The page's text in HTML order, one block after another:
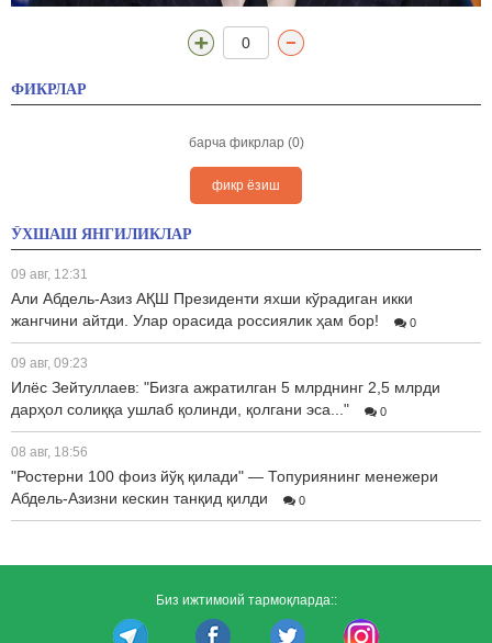
0
ФИКРЛАР
барча фикрлар (0)
фикр ёзиш
ЎХШАШ ЯНГИЛИКЛАР
09 авг, 12:31
Али Абдель-Азиз АҚШ Президенти яхши кўрадиган икки
жангчини айтди. Улар орасида россиялик ҳам бор!
0
09 авг, 09:23
Илёс Зейтуллаев: "Бизга ажратилган 5 млрднинг 2,5 млрди
дарҳол солиққа ушлаб қолинди, қолгани эса..."
0
08 авг, 18:56
"Ростерни 100 фоиз йўқ қилади" — Топуриянинг менежери
Абдель-Азизни кескин танқид қилди
0
Биз ижтимоий тармоқларда::